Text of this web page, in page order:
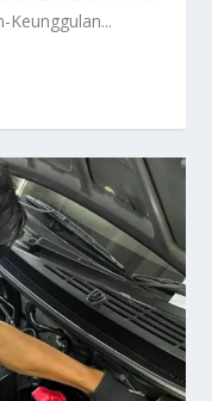
Keunggulan...